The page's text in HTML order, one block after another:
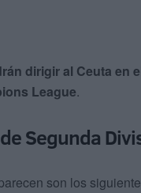
dirigir al Ceuta en
League.
Segunda
son los